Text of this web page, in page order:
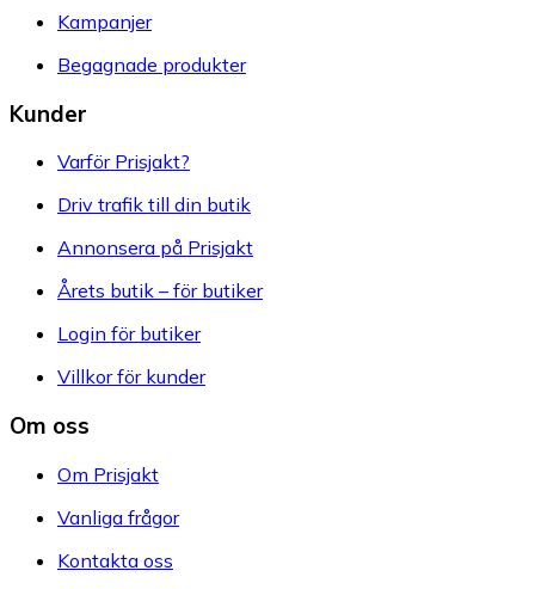
Kampanjer
Begagnade produkter
Kunder
Varför Prisjakt?
Driv trafik till din butik
Annonsera på Prisjakt
Årets butik – för butiker
Login för butiker
Villkor för kunder
Om oss
Om Prisjakt
Vanliga frågor
Kontakta oss